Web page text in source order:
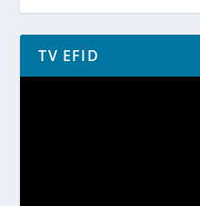
TV EFID
Lecteur